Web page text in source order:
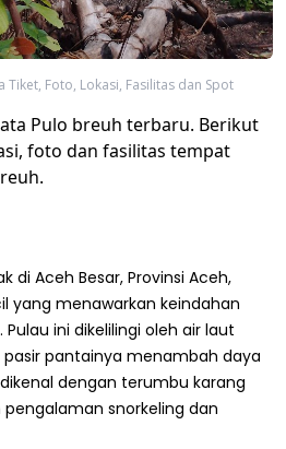
Tiket, Foto, Lokasi, Fasilitas dan Spot
Pulo breuh terbaru. Berikut
foto dan fasilitas tempat
di Aceh Besar, Provinsi Aceh,
yang menawarkan keindahan
ini dikelilingi oleh air laut
pantainya menambah daya
dengan terumbu karang
snorkeling dan